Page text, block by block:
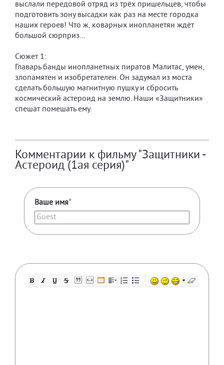
выслали передовой отряд из трёх пришельцев, чтобы
подготовить зону высадки как раз на месте городка
наших героев! Что ж, коварных инопланетян ждёт
большой сюрприз...
Сюжет 1:
Главарь банды инопланетных пиратов Малитас, умен,
злопамятен и изобретателен. Он задумал из моста
сделать большую магнитную пушку и сбросить
космический астероид на землю. Наши «Защитники»
спешат помешать ему.
Комментарии к фильму "Защитники -
Астероид (1ая серия)"
Ваше имя*